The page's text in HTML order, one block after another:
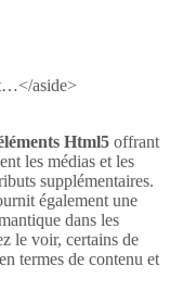
aside>
Html5 offrant
les médias et les
supplémentaires.
également une
dans les
le voir, certains de
termes de contenu et